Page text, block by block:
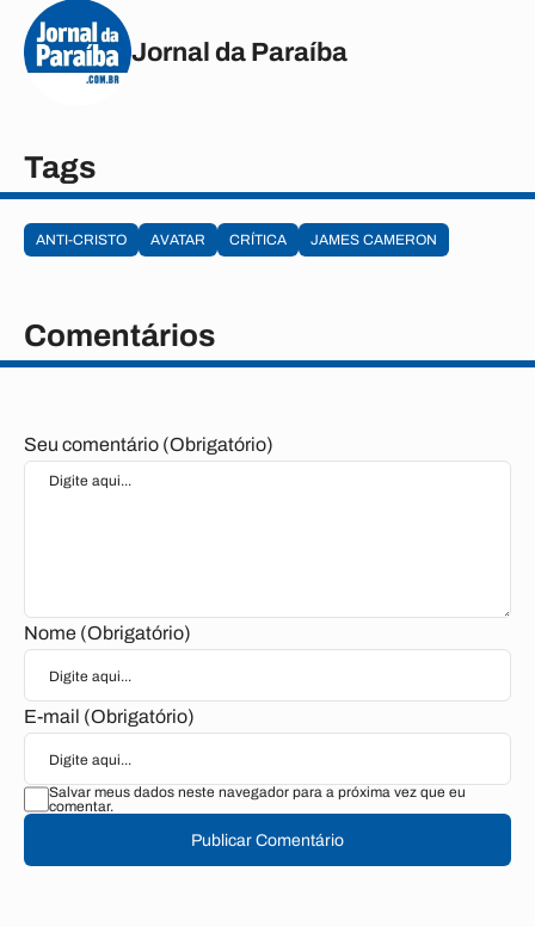
Jornal da Paraíba
Tags
ANTI-CRISTO AVATAR CRÍTICA JAMES CAMERON
Comentários
Seu comentário (Obrigatório)
Nome (Obrigatório)
E-mail (Obrigatório)
Salvar meus dados neste navegador para a próxima vez que eu
comentar.
Publicar Comentário